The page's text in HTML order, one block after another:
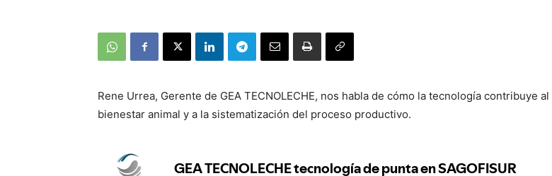
Rene Urrea, Gerente de GEA TECNOLECHE, nos habla de cómo la tecnología contribuye al
bienestar animal y a la sistematización del proceso productivo.